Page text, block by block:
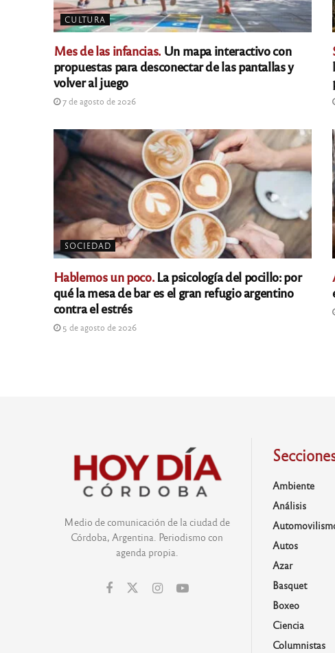
CULTURA
Mes de las infancias.Un mapa interactivo con
propuestas para desconectar de las pantallas y
volver al juego
7 de agosto de 2026
SOCIEDAD
Hablemos un poco.La psicología del pocillo: por
qué la mesa de bar es el gran refugio argentino
contra el estrés
5 de agosto de 2026
Medio de comunicación de la ciudad de
Córdoba, Argentina. Periodismo con
agenda propia.
Ambiente
Análisis
Autos
Azar
Basquet
Boxeo
Ciencia
Columnistas